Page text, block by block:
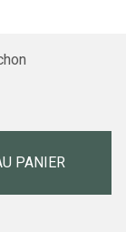
PANIER